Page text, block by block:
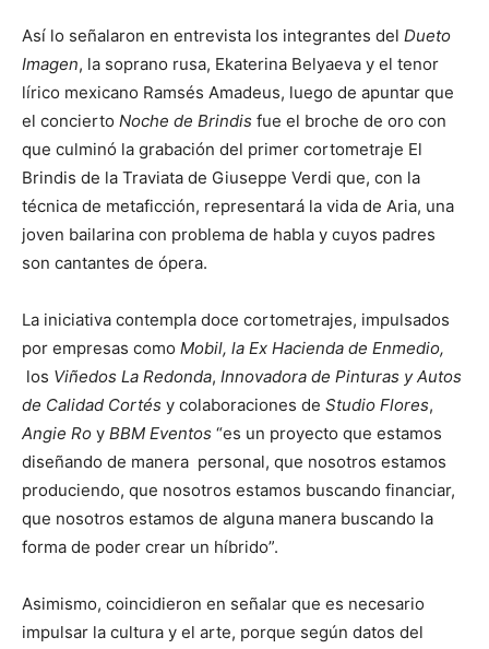
Así lo señalaron en entrevista los integrantes del Dueto
Imagen, la soprano rusa, Ekaterina Belyaeva y el tenor
lírico mexicano Ramsés Amadeus, luego de apuntar que
el concierto Noche de Brindis fue el broche de oro con
que culminó la grabación del primer cortometraje El
Brindis de la Traviata de Giuseppe Verdi que, con la
técnica de metaficción, representará la vida de Aria, una
joven bailarina con problema de habla y cuyos padres
son cantantes de ópera.
La iniciativa contempla doce cortometrajes, impulsados
por empresas como Mobil, la Ex Hacienda de Enmedio,
los Viñedos La Redonda, Innovadora de Pinturas y Autos
de Calidad Cortés y colaboraciones de Studio Flores,
Angie Ro y BBM Eventos “es un proyecto que estamos
diseñando de manera personal, que nosotros estamos
produciendo, que nosotros estamos buscando financiar,
que nosotros estamos de alguna manera buscando la
forma de poder crear un híbrido”.
Asimismo, coincidieron en señalar que es necesario
impulsar la cultura y el arte, porque según datos del